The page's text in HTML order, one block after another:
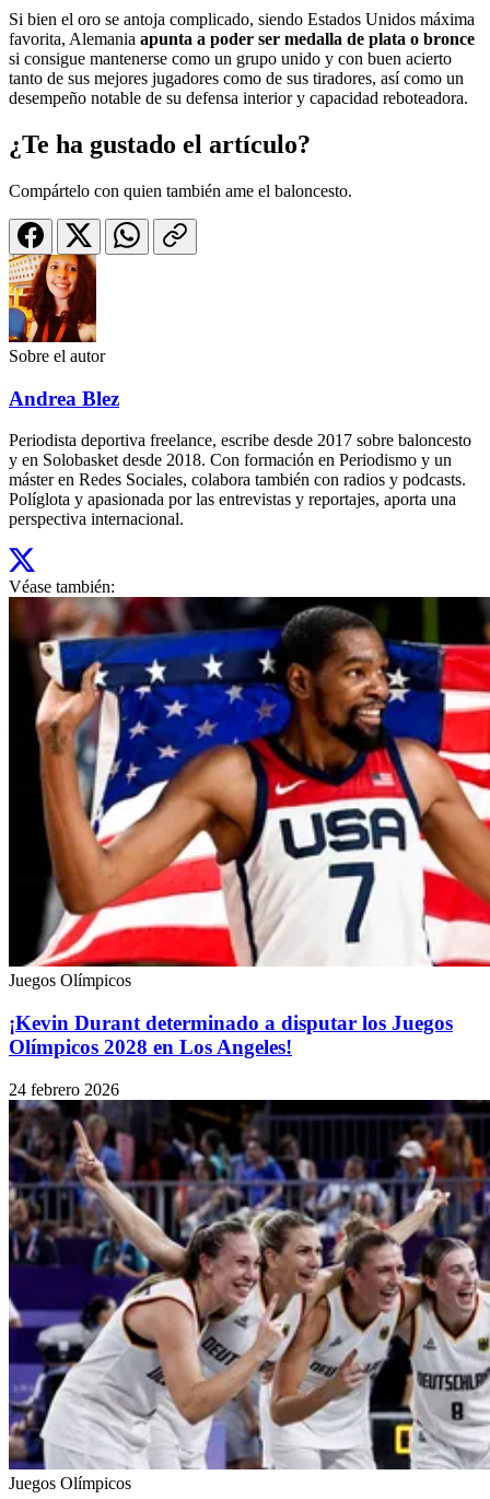
Si bien el oro se antoja complicado, siendo Estados Unidos máxima
favorita, Alemania apunta a poder ser medalla de plata o bronce
si consigue mantenerse como un grupo unido y con buen acierto
tanto de sus mejores jugadores como de sus tiradores, así como un
desempeño notable de su defensa interior y capacidad reboteadora.
¿Te ha gustado el artículo?
Compártelo con quien también ame el baloncesto.
Sobre el autor
Andrea Blez
Periodista deportiva freelance, escribe desde 2017 sobre baloncesto
y en Solobasket desde 2018. Con formación en Periodismo y un
máster en Redes Sociales, colabora también con radios y podcasts.
Políglota y apasionada por las entrevistas y reportajes, aporta una
perspectiva internacional.
Véase también:
Juegos Olímpicos
¡Kevin Durant determinado a disputar los Juegos
Olímpicos 2028 en Los Angeles!
24 febrero 2026
Juegos Olímpicos